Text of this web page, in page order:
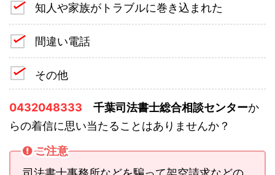
知人や家族がトラブルに巻き込まれた
間違い電話
その他
0432048333 千葉司法書士総合相談センターか
らの着信に思い当たることはありませんか？
ご注意